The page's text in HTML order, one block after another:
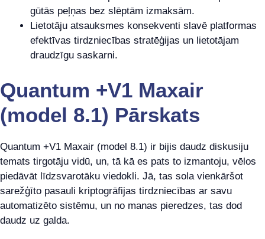
gūtās peļņas bez slēptām izmaksām.
Lietotāju atsauksmes konsekventi slavē platformas
efektīvas tirdzniecības stratēģijas un lietotājam
draudzīgu saskarni.
Quantum +V1 Maxair
(model 8.1) Pārskats
Quantum +V1 Maxair (model 8.1) ir bijis daudz diskusiju
temats tirgotāju vidū, un, tā kā es pats to izmantoju, vēlos
piedāvāt līdzsvarotāku viedokli. Jā, tas sola vienkāršot
sarežģīto pasauli kriptogrāfijas tirdzniecības ar savu
automatizēto sistēmu, un no manas pieredzes, tas dod
daudz uz galda.